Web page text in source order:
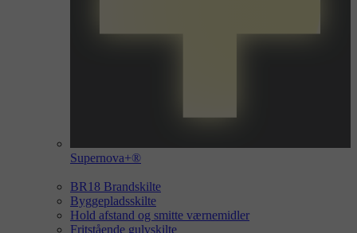
Supernova+®
BR18 Brandskilte
Byggepladsskilte
Hold afstand og smitte værnemidler
Fritstående gulvskilte